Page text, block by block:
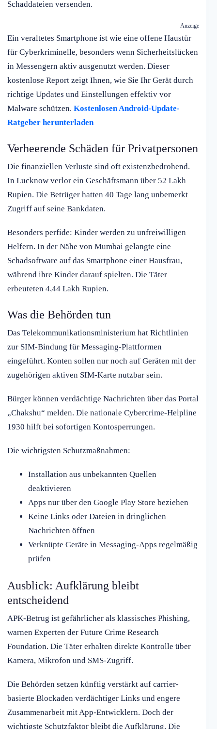
Schaddateien versenden.
Anzeige
Ein veraltetes Smartphone ist wie eine offene Haustür
für Cyberkriminelle, besonders wenn Sicherheitslücken
in Messengern aktiv ausgenutzt werden. Dieser
kostenlose Report zeigt Ihnen, wie Sie Ihr Gerät durch
richtige Updates und Einstellungen effektiv vor
Malware schützen. Kostenlosen Android-Update-
Ratgeber herunterladen
Verheerende Schäden für Privatpersonen
Die finanziellen Verluste sind oft existenzbedrohend.
In Lucknow verlor ein Geschäftsmann über 52 Lakh
Rupien. Die Betrüger hatten 40 Tage lang unbemerkt
Zugriff auf seine Bankdaten.
Besonders perfide: Kinder werden zu unfreiwilligen
Helfern. In der Nähe von Mumbai gelangte eine
Schadsoftware auf das Smartphone einer Hausfrau,
während ihre Kinder darauf spielten. Die Täter
erbeuteten 4,44 Lakh Rupien.
Was die Behörden tun
Das Telekommunikationsministerium hat Richtlinien
zur SIM-Bindung für Messaging-Plattformen
eingeführt. Konten sollen nur noch auf Geräten mit der
zugehörigen aktiven SIM-Karte nutzbar sein.
Bürger können verdächtige Nachrichten über das Portal
„Chakshu“ melden. Die nationale Cybercrime-Helpline
1930 hilft bei sofortigen Kontosperrungen.
Die wichtigsten Schutzmaßnahmen:
Installation aus unbekannten Quellen
deaktivieren
Apps nur über den Google Play Store beziehen
Keine Links oder Dateien in dringlichen
Nachrichten öffnen
Verknüpte Geräte in Messaging-Apps regelmäßig
prüfen
Ausblick: Aufklärung bleibt
entscheidend
APK-Betrug ist gefährlicher als klassisches Phishing,
warnen Experten der Future Crime Research
Foundation. Die Täter erhalten direkte Kontrolle über
Kamera, Mikrofon und SMS-Zugriff.
Die Behörden setzen künftig verstärkt auf carrier-
basierte Blockaden verdächtiger Links und engere
Zusammenarbeit mit App-Entwicklern. Doch der
wichtigste Schutzfaktor bleibt die Aufklärung. Die